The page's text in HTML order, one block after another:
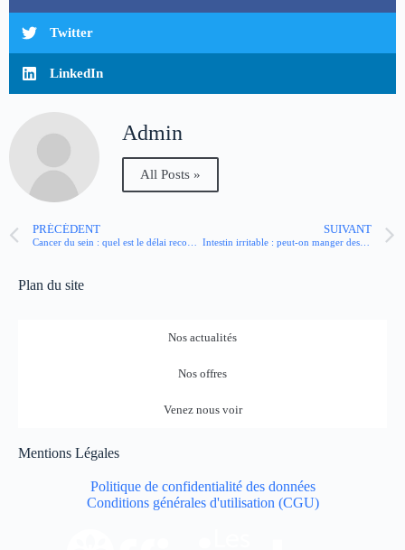
Twitter
LinkedIn
Admin
All Posts »
PRÉCÉDENT SUIVANT
Intestin irritable : peut-on manger des flocons d’avoine ?
Plan du site
Nos actualités
Nos offres
Venez nous voir
Mentions Légales
Politique de confidentialité des données
Conditions générales d'utilisation (CGU)